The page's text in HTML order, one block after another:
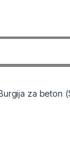
za beton